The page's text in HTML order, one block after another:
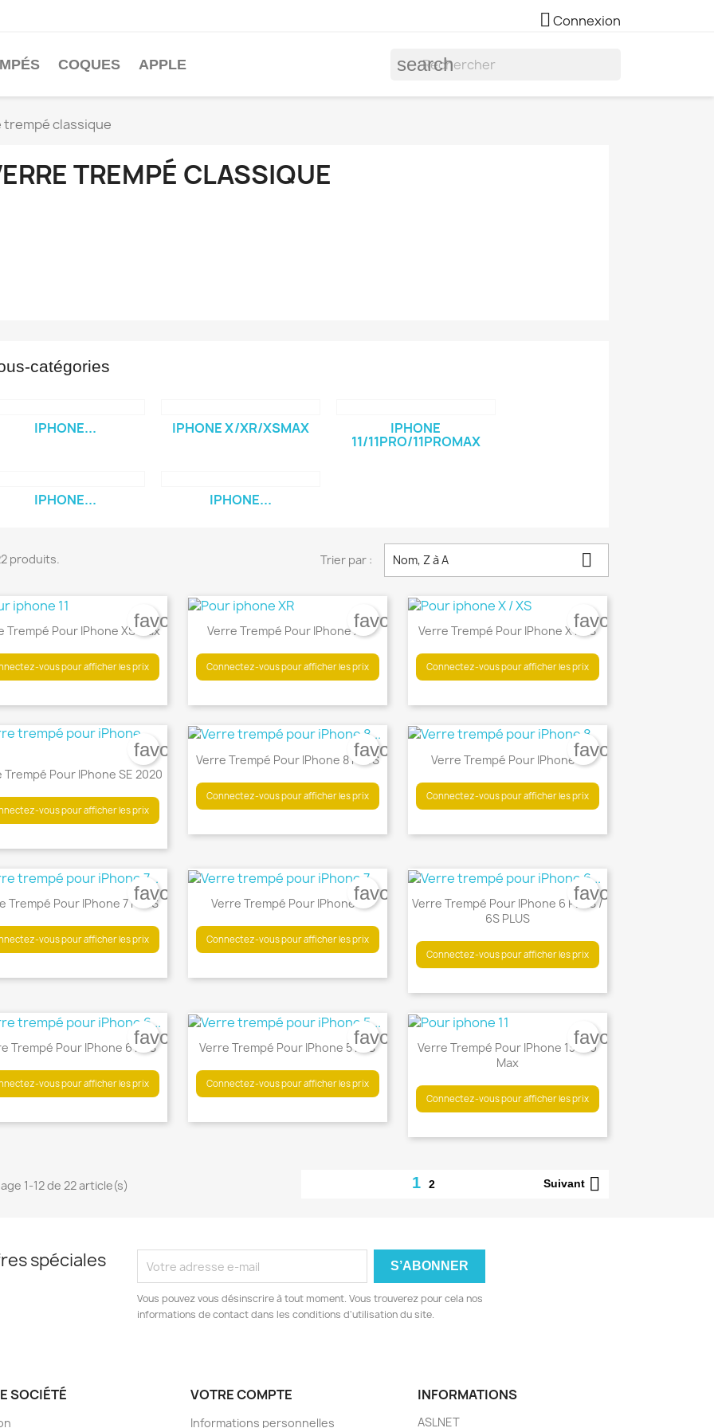
à ma liste d'envies ×
une nouvelle liste
une liste d'envies ×
×
((cancelText))
×
devez être connecté pour ajouter des produits à votre liste
Annuler Connexion
Connexion
COQUES APPLE search
trempé classique
TREMPÉ CLASSIQUE
catégories
IPHONE... IPHONE X/XR/XSMAX IPHONE
11/11PRO/11PROMAX
IPHONE... IPHONE...
produits. Trier par : Nom, Z à A 
Trempé Pour IPhone XS Max
vous pour afficher les prix
 Aperçu rapide
favorite_borderVerre Trempé Pour IPhone XR
Connectez-vous pour afficher les prix
 Aperçu rapide
favorite_borderVerre Trempé Pour IPhone X / XS
Connectez-vous pour afficher les prix
 Aperçu rapide
favorite_border
Trempé Pour IPhone SE 2020
vous pour afficher les prix
 Aperçu rapide
favorite_borderVerre Trempé Pour IPhone 8 PLUS
Connectez-vous pour afficher les prix
 Aperçu rapide
favorite_borderVerre Trempé Pour IPhone 8
Connectez-vous pour afficher les prix
 Aperçu rapide
favorite_border
Trempé Pour IPhone 7 PLUS
vous pour afficher les prix
 Aperçu rapide
favorite_borderVerre Trempé Pour IPhone 7
Connectez-vous pour afficher les prix
 Aperçu rapide
favorite_borderVerre Trempé Pour IPhone 6 PLUS /
6S PLUS
Connectez-vous pour afficher les prix
 Aperçu rapide
favorite_border
Trempé Pour IPhone 6 / 6S
vous pour afficher les prix
favorite_borderVerre Trempé Pour IPhone 5 / 5S
Connectez-vous pour afficher les prix
favorite_borderVerre Trempé Pour IPhone 13 Pro
Max
Connectez-vous pour afficher les prix
favorite_border
1-12 de 22 article(s) 12 Suivant 
spéciales
Vous pouvez vous désinscrire à tout moment. Vous trouverez pour cela nos
informations de contact dans les conditions d'utilisation du site.
SOCIÉTÉ VOTRE COMPTE
Informations personnelles
INFORMATIONS
ASLNET